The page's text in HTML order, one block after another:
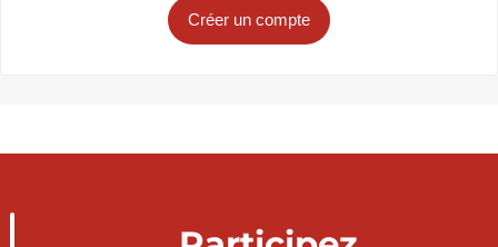
Créer un compte